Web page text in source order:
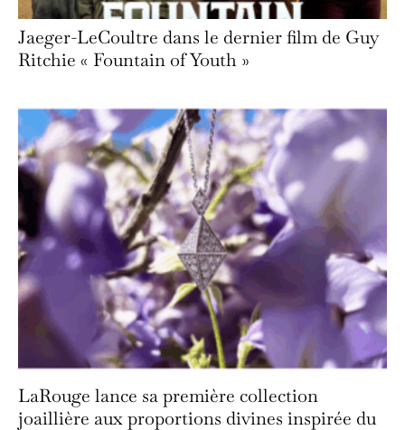
Jaeger-LeCoultre dans le dernier film de Guy
Ritchie « Fountain of Youth »
LaRouge lance sa première collection
joaillière aux proportions divines inspirée du